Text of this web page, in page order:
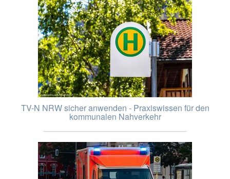
TV-N NRW sicher anwenden - Praxiswissen für den
kommunalen Nahverkehr